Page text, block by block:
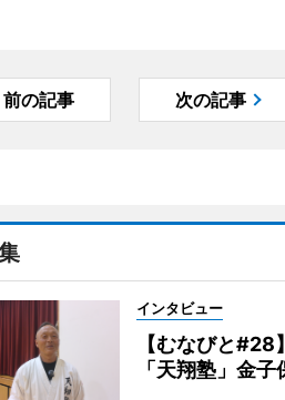
前の記事 次の記事
インタビュー
【むなびと
「天翔塾」金子